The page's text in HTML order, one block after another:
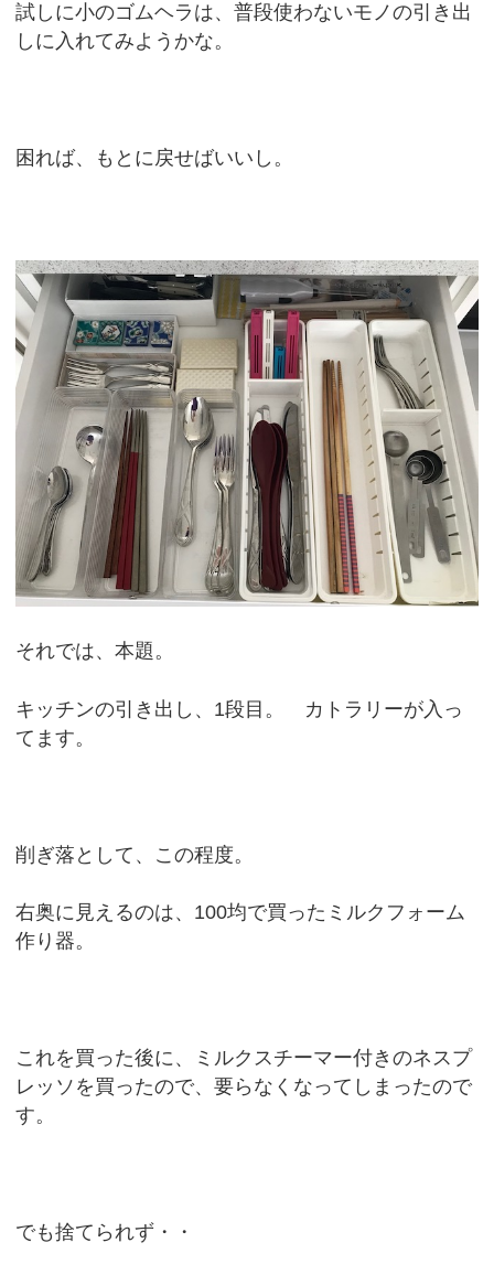
試しに小のゴムヘラは、普段使わないモノの引き出
しに入れてみようかな。
困れば、もとに戻せばいいし。
それでは、本題。
キッチンの引き出し、1段目。 カトラリーが入っ
てます。
削ぎ落として、この程度。
右奥に見えるのは、100均で買ったミルクフォーム
作り器。
これを買った後に、ミルクスチーマー付きのネスプ
レッソを買ったので、要らなくなってしまったので
す。
でも捨てられず・・